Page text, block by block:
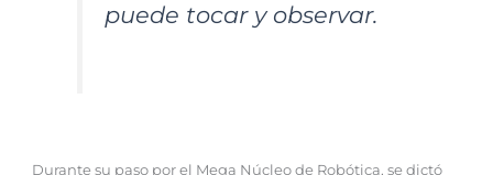
puede tocar y observar.
Durante su paso por el Mega Núcleo de Robótica, se dictó